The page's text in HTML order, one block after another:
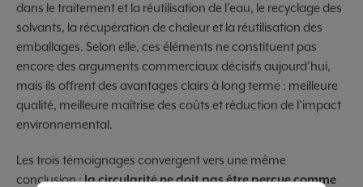
dans le traitement et la réutilisation de l’eau, le recyclage des
solvants, la récupération de chaleur et la réutilisation des
emballages. Selon elle, ces éléments ne constituent pas
encore des arguments commerciaux décisifs aujourd’hui,
mais ils offrent des avantages clairs à long terme : meilleure
qualité, meilleure maîtrise des coûts et réduction de l’impact
environnemental.
Les trois témoignages convergent vers une même
conclusion :la circularité ne doit pas être perçue comme